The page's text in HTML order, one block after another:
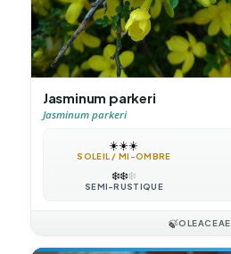
Jasminum parkeri
Jasminum parkeri
☀️☀️☀️
SOLEIL / MI-OMBRE
❄️❄️❄️
SEMI-RUSTIQUE
🍃OLEACEAE